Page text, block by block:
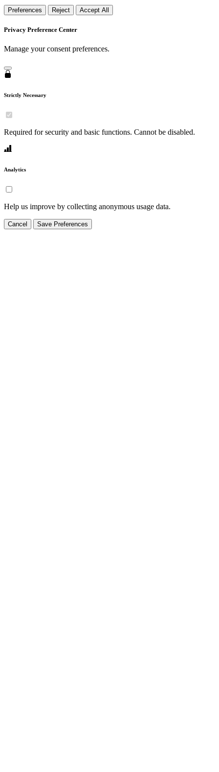
Preferences Reject Accept All
Privacy Preference Center
Manage your consent preferences.
Strictly Necessary
Required for security and basic functions. Cannot be disabled.
Analytics
Help us improve by collecting anonymous usage data.
Cancel Save Preferences